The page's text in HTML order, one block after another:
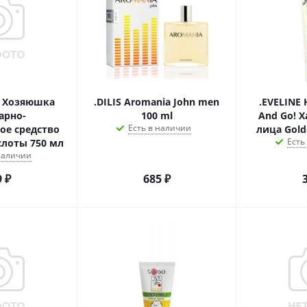
Хозяюшка
средство
750 мл
₽
.DILIS Aromania John men
100 ml
Есть в наличии
685₽
And Go!
лица